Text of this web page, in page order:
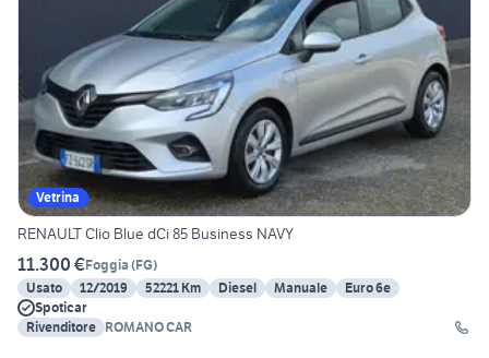
Vetrina
RENAULT Clio Blue dCi 85 Business NAVY
11.300 €Foggia (FG)
Usato
12/2019 52221 Km Diesel Manuale
Euro 6e
Spoticar
Rivenditore ROMANO CAR